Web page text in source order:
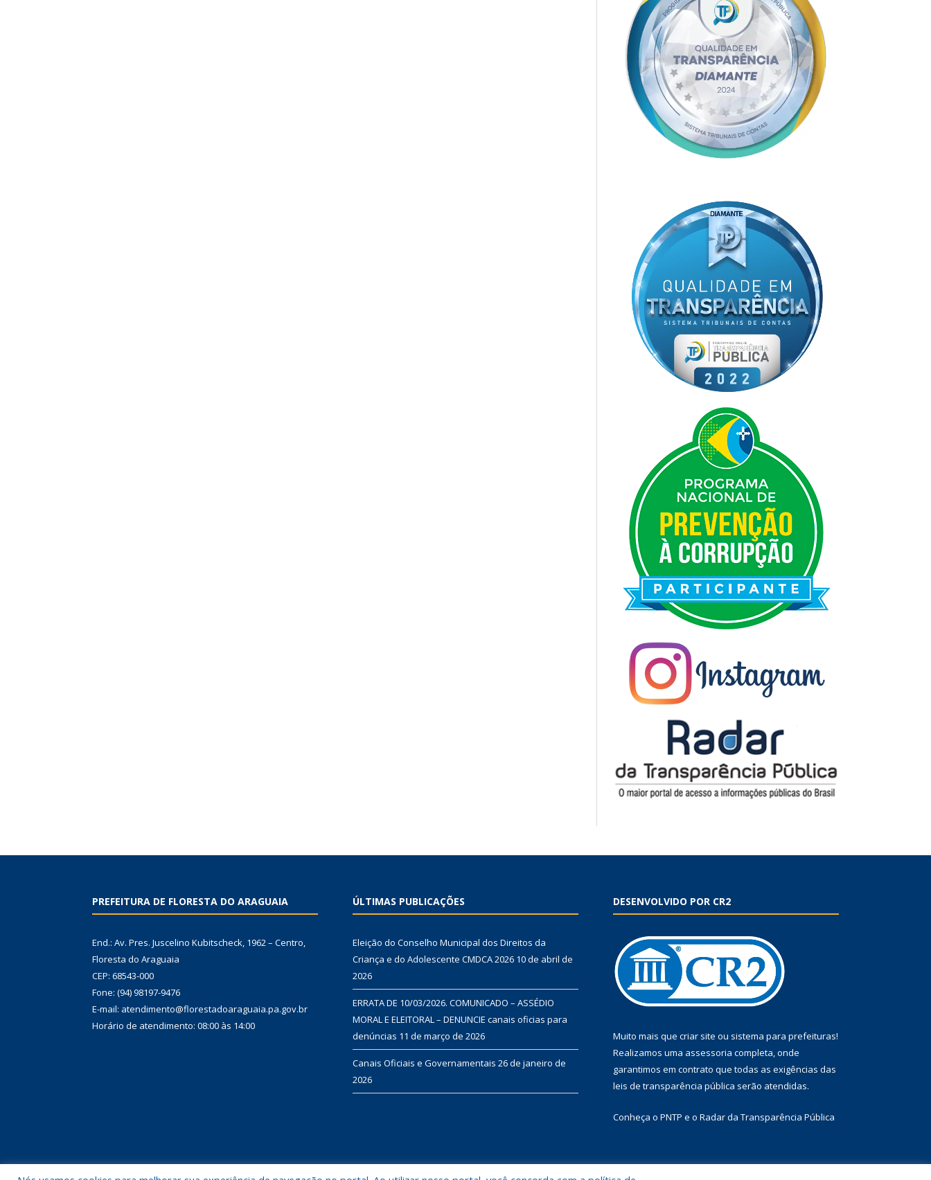
PREFEITURA DE FLORESTA DO ARAGUAIA
End.: Av. Pres. Juscelino Kubitscheck, 1962 – Centro,
Floresta do Araguaia
CEP: 68543-000
Fone: (94) 98197-9476
E-mail: atendimento@florestadoaraguaia.pa.gov.br
Horário de atendimento: 08:00 às 14:00
ÚLTIMAS PUBLICAÇÕES
Eleição do Conselho Municipal dos Direitos da
Criança e do Adolescente CMDCA 2026 10 de abril de
2026
ERRATA DE 10/03/2026. COMUNICADO – ASSÉDIO
MORAL E ELEITORAL – DENUNCIE canais oficias para
denúncias 11 de março de 2026
Canais Oficiais e Governamentais 26 de janeiro de
2026
DESENVOLVIDO POR CR2
Muito mais que criar site ou sistema para prefeituras!
Realizamos uma assessoria completa, onde
garantimos em contrato que todas as exigências das
leis de transparência pública serão atendidas.
Conheça o PNTP e o Radar da Transparência Pública